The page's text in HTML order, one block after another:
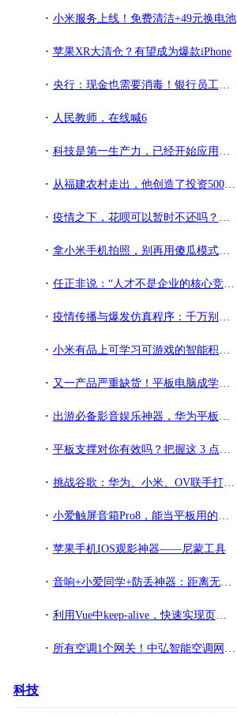
小米服务上线！免费清洁+49元换电池
苹果XR大清仓？有望成为爆款iPhone
央行：现金也需要消毒！银行员工：请大家多用支付宝
人民教师，在线喊6
科技是第一生产力，已经开始应用在汽车上的8大“黑科技”
从福建农村走出，他创造了投资500万回报3000倍的"传奇"，还向母校捐款10.3亿
疫情之下，花呗可以暂时不还吗？支付宝的回应获赞！
拿小米手机拍照，别再用傻瓜模式！打开这三个功能，效果直追单反
任正非说：“人才不是企业的核心竞争力”
疫情传播与爆发仿真程序：千万别出门
小米有品上可学习可游戏的智能积木，魔粒小木机器人
又一产品严重缺货！平板电脑成学生上网课刚需，多种型号已卖断货
出游必备影音娱乐神器，华为平板M6 10.8英寸双11热销
平板支撑对你有效吗？把握这 3 点才是关键
挑战谷歌：华为、小米、OV联手打造应用商店联盟
小爱触屏音箱Pro8，能当平板用的智能音箱
苹果手机IOS观影神器——尼蒙工具
音响+小爱同学+防丢神器：距离无限制的极蜂对讲机，打破常规
利用Vue中keep-alive，快速实现页面缓存
所有空调1个网关！中弘智能空调网关的市场运营之道
科技